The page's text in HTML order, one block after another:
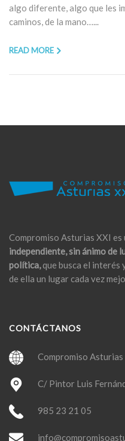
algo diferente, algo que les
caminos, de la mano…...
READ MORE
Compromiso Asturias XXI es
independiente, sin ánimo de
política,que busca el interés
de ella un lugar cada vez
CONTÁCTANOS
Compromiso Asturias
C/ Pintor Luis
985 23 21 05